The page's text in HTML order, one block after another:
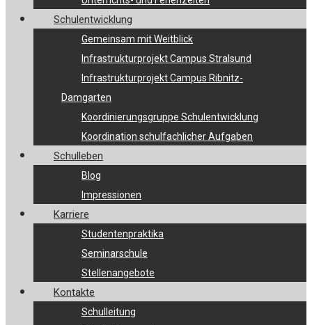
Schulentwicklung
Gemeinsam mit Weitblick
Infrastrukturprojekt Campus Stralsund
Infrastrukturprojekt Campus Ribnitz-
Damgarten
Koordinierungsgruppe Schulentwicklung
Koordination schulfachlicher Aufgaben
Schulleben
Blog
Impressionen
Karriere
Studentenpraktika
Seminarschule
Stellenangebote
Kontakte
Schulleitung